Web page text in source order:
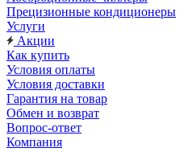
Прецизионные кондиционеры
Услуги
Акции
Как купить
Условия оплаты
Условия доставки
Гарантия на товар
Обмен и возврат
Вопрос-ответ
Компания